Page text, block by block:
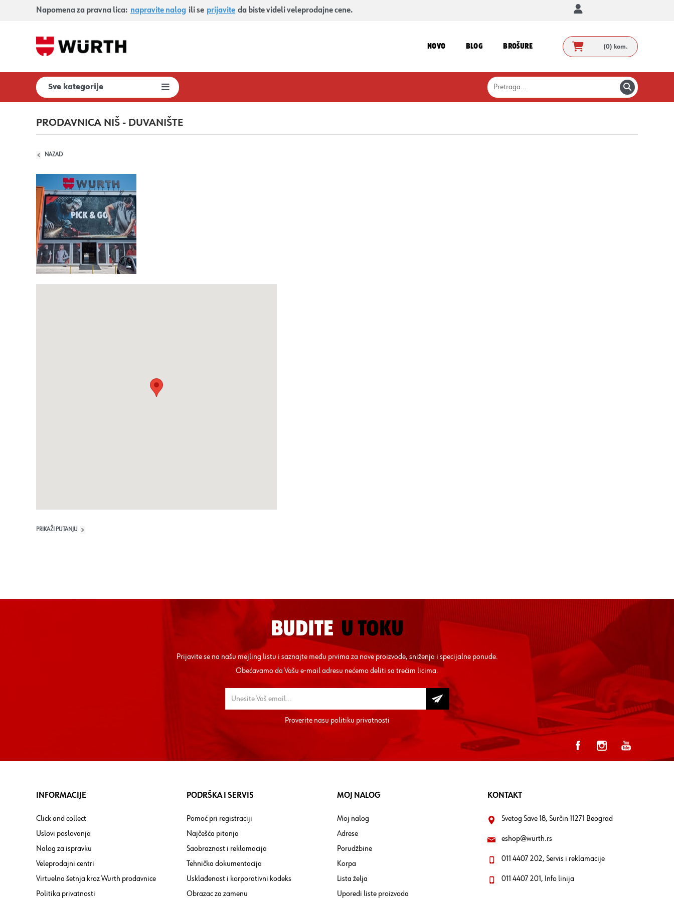
Napomena za pravna lica: napravite nalog ili se prijavite da biste videli veleprodajne cene.
NOVO BLOG BROŠURE (0) kom.
Sve kategorije
PRODAVNICA NIŠ - DUVANIŠTE
NAZAD
PRIKAŽI PUTANJU
BUDITE U TOKU
Prijavite se na našu mejling listu i saznajte među prvima za nove proizvode, sniženja i specijalne ponude.
Obećavamo da Vašu e-mail adresu nećemo deliti sa trećim licima.
Proverite nasupolitiku privatnosti
INFORMACIJE
Click and collect
Uslovi poslovanja
Nalog za ispravku
Veleprodajni centri
Virtuelna šetnja kroz Wurth prodavnice
Politika privatnosti
PODRŠKA I SERVIS
Pomoć pri registraciji
Najčešća pitanja
Saobraznost i reklamacija
Tehnička dokumentacija
Usklađenost i korporativni kodeks
Obrazac za zamenu
MOJ NALOG
Moj nalog
Adrese
Porudžbine
Korpa
Lista želja
Uporedi liste proizvoda
KONTAKT
Svetog Save 18, Surčin 11271 Beograd
eshop@wurth.rs
011 4407 202, Servis i reklamacije
011 4407 201, Info linija